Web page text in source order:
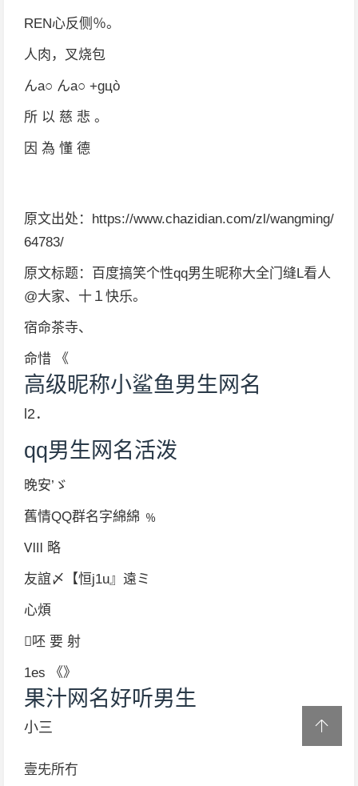
REN心反侧％。
人肉，叉烧包
んа○ んа○ +ɡцò
所 以 慈 悲 。
因 為 懂 德
原文出处：https://www.chazidian.com/zl/wangming/
64783/
原文标题：百度搞笑个性qq男生昵称大全门缝L看人
@大家、十１快乐。
宿命茶寺、
命惜 《
高级昵称小鲨鱼男生网名
l2．
qq男生网名活泼
晚安’ゞ
舊情QQ群名字綿綿 ﹪
Ⅷ 略
友誼〆【恒j1u』遠ミ
心煩
呸 要 射
1es 《》
果汁网名好听男生
小三
壹兂所冇